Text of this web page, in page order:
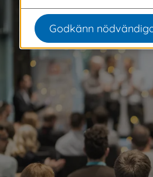
Godkänn